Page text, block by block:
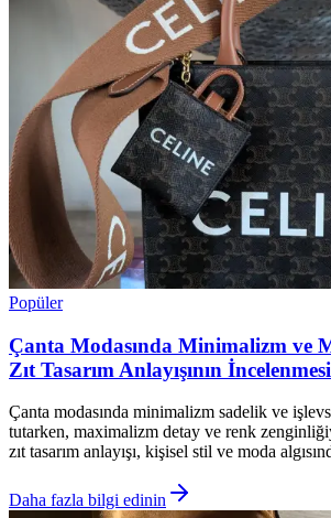
Popüler
Çanta Modasında Minimalizm ve
Zıt Tasarım Anlayışının İncelenmesi
Çanta modasında minimalizm sadelik ve
tutarken, maximalizm detay ve renk
zıt tasarım anlayışı, kişisel stil ve moda
Daha fazla bilgi edinin